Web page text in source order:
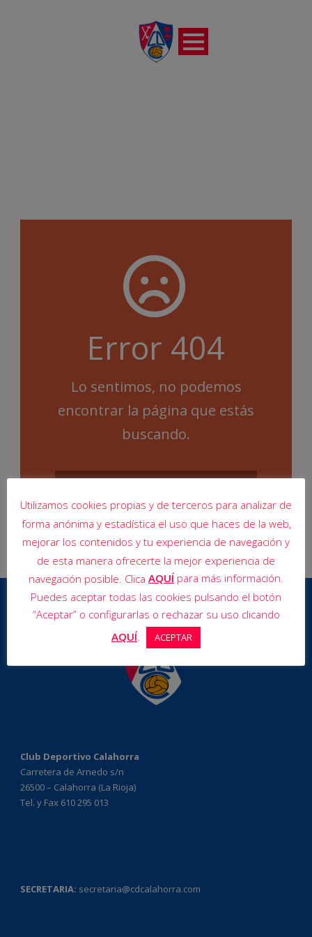
Error 404
Lo sentimos, no podemos
encontrar la página que estás
buscando.
Club Deportivo Calahorra
Carretera de Arnedo s/n
26500 – Calahorra (La Rioja)
Tel. y Fax 610 295 013
SECRETARIA: secretaria@cdcalahorra.com
Utilizamos cookies propias y de terceros para analizar de
forma anónima y estadística el uso que haces de la web,
mejorar los contenidos y tu experiencia de navegación y
de esta manera ofrecerte la mejor experiencia de
navegación posible. Clica AQUÍ para más información.
Puedes aceptar todas las cookies pulsando el botón
“Aceptar” o configurarlas o rechazar su uso clicando
AQUÍ. ACEPTAR